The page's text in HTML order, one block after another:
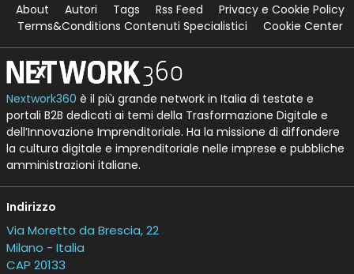
About Autori Tags Rss Feed
Privacy e Cookie Policy
Terms&Conditions Contenuti Specialistici
Cookie Center
Nextwork360 è il più grande network in Italia di testate e
portali B2B dedicati ai temi della Trasformazione Digitale e
dell’Innovazione Imprenditoriale. Ha la missione di diffondere
la cultura digitale e imprenditoriale nelle imprese e pubbliche
amministrazioni italiane.
Indirizzo
Via Moretto da Brescia, 22
Milano - Italia
CAP 20133